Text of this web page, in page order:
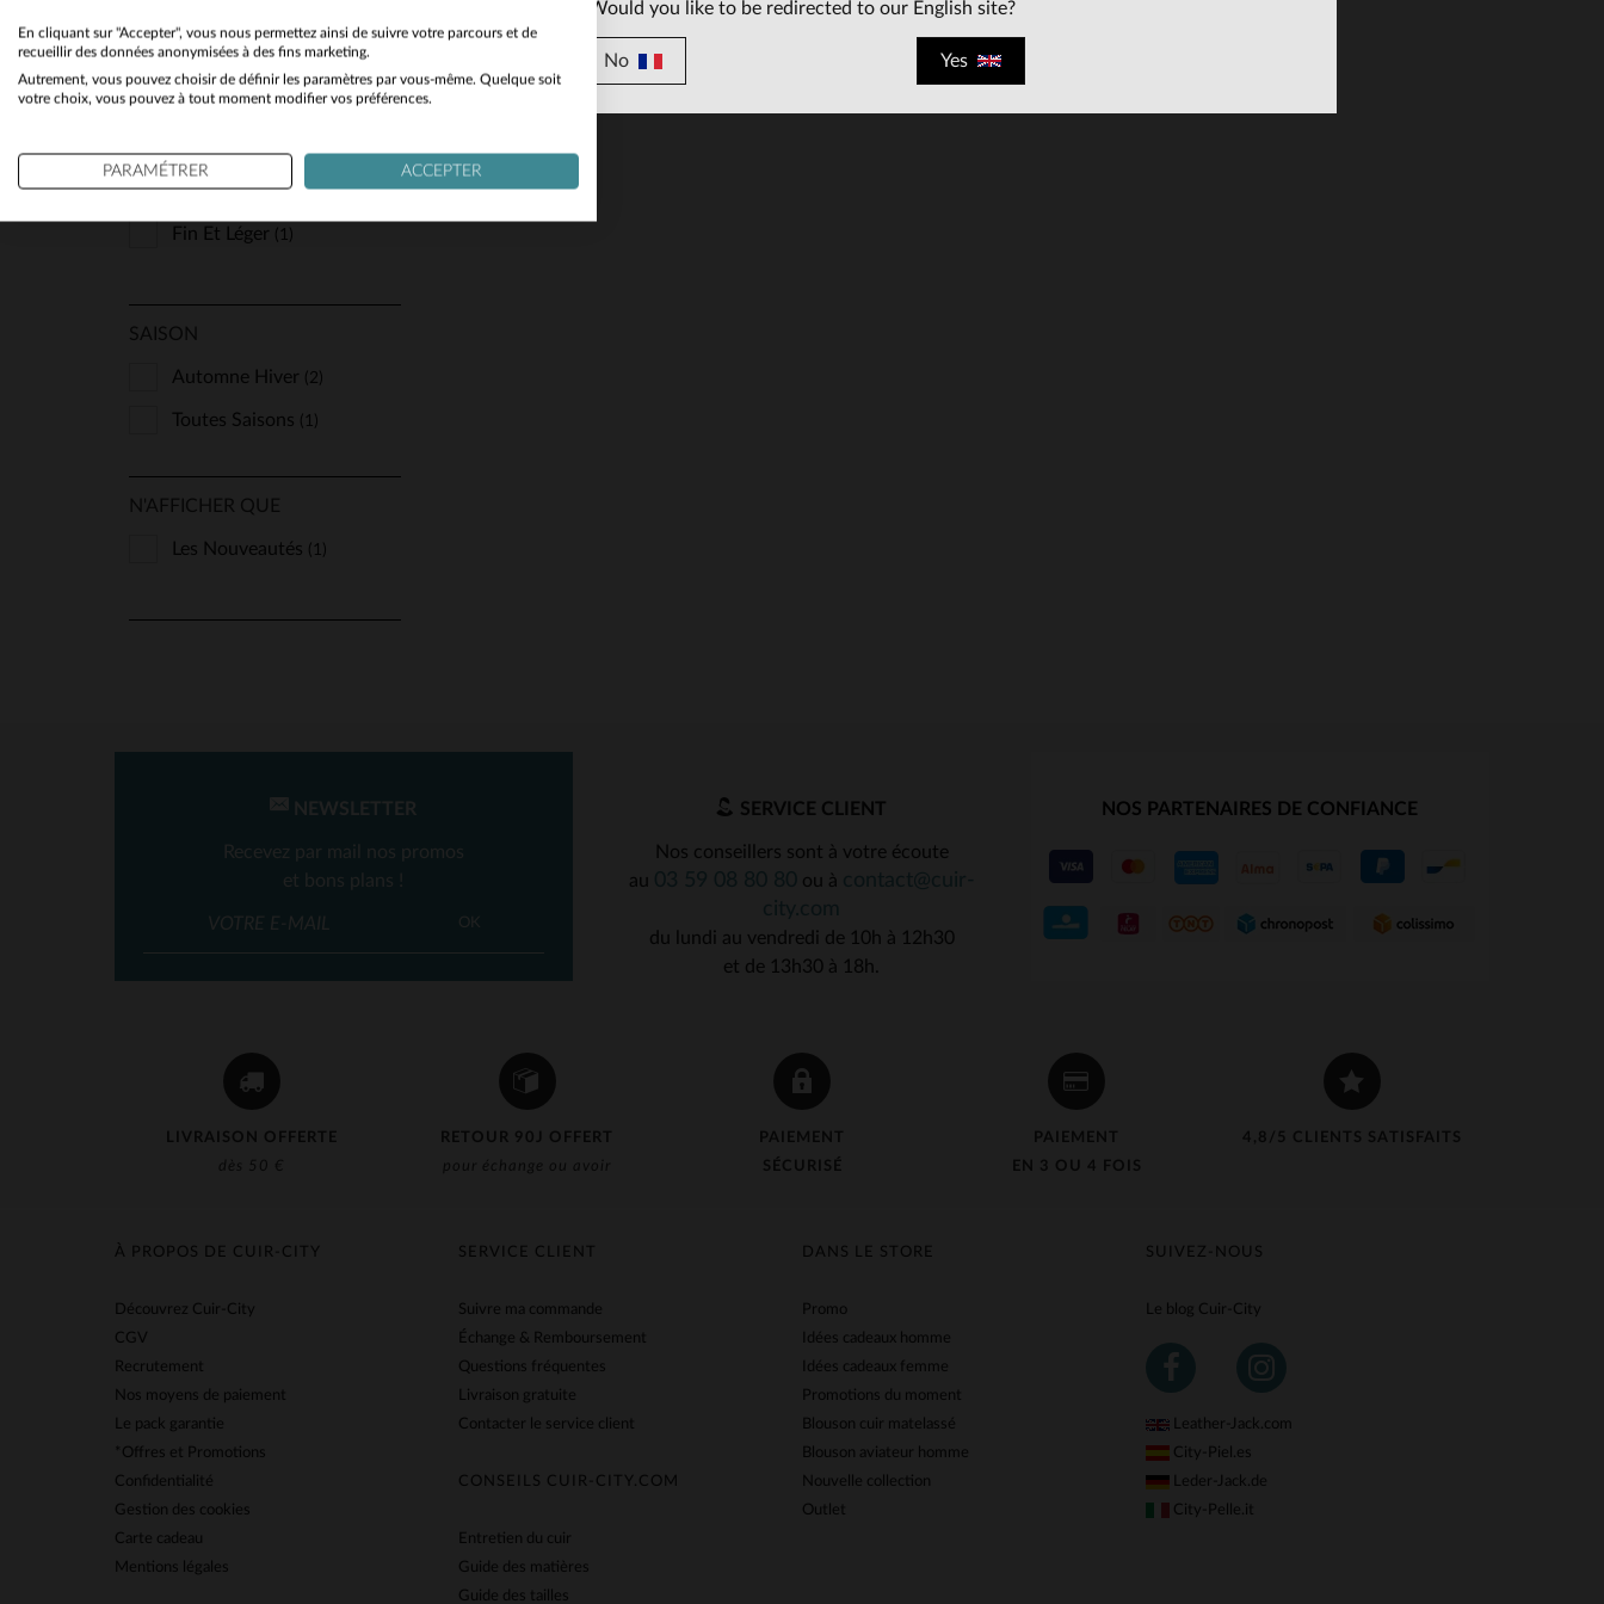
CUIR
(1)
Chaud Et Résistant(1)
Fin Et Léger (1)
SAISON
Automne Hiver (2)
Toutes Saisons (1)
N'AFFICHER QUE
Les Nouveautés (1)
LIVRAISON OFFERTE
dès 50 €
RETOUR 90J OFFERT
pour échange ou avoir
PAIEMENT
SÉCURISÉ
PAIEMENT
EN 3 OU 4 FOIS
4,8/5 CLIENTS SATISFAITS
NEWSLETTER
Recevez par mail nos promos
et bons plans !
OK
SERVICE CLIENT
Nos conseillers sont à votre écoute
au
ou à
du lundi au vendredi de 10h à 12h30
et de 13h30 à 18h.
NOS PARTENAIRES DE CONFIANCE
SUIVEZ-NOUS
Le blog Cuir-City
Leather-Jack.com
City-Piel.es
Leder-Jack.de
City-Pelle.it
SERVICE CLIENT
Suivre ma commande
Échange & Remboursement
Questions fréquentes
Livraison gratuite
Contacter le service client
CONSEILS CUIR-CITY.COM
Entretien du cuir
Guide des matières
Guide des tailles
DANS LE STORE
Promo
Idées cadeaux homme
Idées cadeaux femme
Promotions du moment
Blouson cuir matelassé
Blouson aviateur homme
Nouvelle collection
Outlet
À PROPOS DE CUIR-CITY
Découvrez Cuir-City
CGV
Recrutement
Nos moyens de paiement
Le pack garantie
*Offres et Promotions
Confidentialité
Gestion des cookies
Carte cadeau
Mentions légales
Would you like to be redirected to our English site?
No Yes
En cliquant sur "Accepter", vous nous permettez ainsi de suivre votre parcours et de
recueillir des données anonymisées à des fins marketing.
Autrement, vous pouvez choisir de définir les paramètres par vous-même. Quelque soit
votre choix, vous pouvez à tout moment modifier vos préférences.
PARAMÉTRER ACCEPTER